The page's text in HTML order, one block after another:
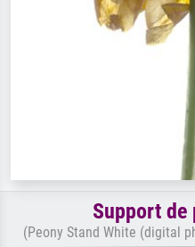
Support de
(Peony Stand White (digital